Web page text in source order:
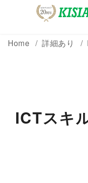
Home 詳細あり
ICTスキ